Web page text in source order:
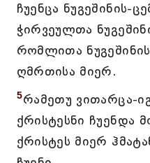
ჩუენცა ნუგეშინის-
ჭირვეულთა
რომლითა
ღმრთისა მიერ.
5რამეთუ ვითარცა-
ქრისტესნი ჩუენდა
ქრისტეს მიერ